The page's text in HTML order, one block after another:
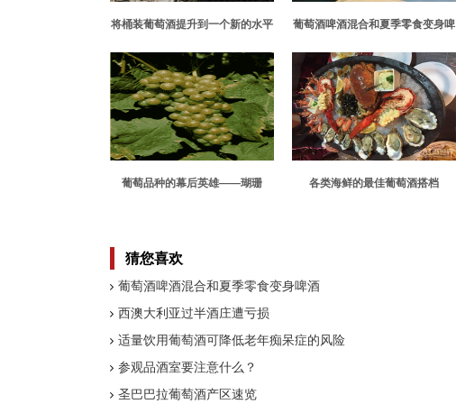
将桶装葡萄酒提升到一个新的水平
葡萄酒啤酒混合和夏季零食变身啤
葡萄品种的幕后英雄——瑚珊
各类海鲜的最佳葡萄酒搭档
猜您喜欢
葡萄酒啤酒混合和夏季零食变身啤酒
西澳大利亚过半酒庄遭亏损
适量饮用葡萄酒可降低老年痴呆症的风险
参观品酒室要注意什么？
圣巴巴拉葡萄酒产区速览